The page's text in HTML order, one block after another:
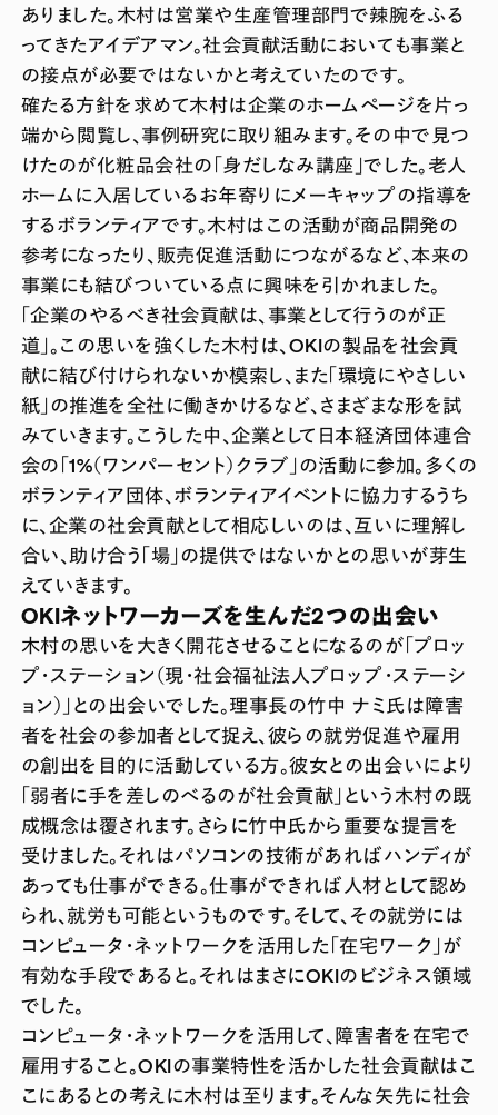
ありました。木村は営業や生産管理部門で辣腕をふる
ってきたアイデアマン。社会貢献活動においても事業と
の接点が必要ではないかと考えていたのです。
確たる方針を求めて木村は企業のホームページを片っ
端から閲覧し、事例研究に取り組みます。その中で見つ
けたのが化粧品会社の「身だしなみ講座」でした。老人
ホームに入居しているお年寄りにメーキャップの指導を
するボランティアです。木村はこの活動が商品開発の
参考になったり、販売促進活動につながるなど、本来の
事業にも結びついている点に興味を引かれました。
「企業のやるべき社会貢献は、事業として行うのが正
道」。この思いを強くした木村は、OKIの製品を社会貢
献に結び付けられないか模索し、また「環境にやさしい
紙」の推進を全社に働きかけるなど、さまざまな形を試
みていきます。こうした中、企業として日本経済団体連合
会の「1%（ワンパーセント）クラブ」の活動に参加。多くの
ボランティア団体、ボランティアイベントに協力するうち
に、企業の社会貢献として相応しいのは、互いに理解し
合い、助け合う「場」の提供ではないかとの思いが芽生
えていきます。
OKIネットワーカーズを生んだ2つの出会い
木村の思いを大きく開花させることになるのが「プロッ
プ・ステーション（現・社会福祉法人プロップ・ステーシ
ョン）」との出会いでした。理事長の竹中 ナミ氏は障害
者を社会の参加者として捉え、彼らの就労促進や雇用
の創出を目的に活動している方。彼女との出会いにより
「弱者に手を差しのべるのが社会貢献」という木村の既
成概念は覆されます。さらに竹中氏から重要な提言を
受けました。それはパソコンの技術があればハンディが
あっても仕事ができる。仕事ができれば人材として認め
られ、就労も可能というものです。そして、その就労には
コンピュータ・ネットワークを活用した「在宅ワーク」が
有効な手段であると。それはまさにOKIのビジネス領域
でした。
コンピュータ・ネットワークを活用して、障害者を在宅で
雇用すること。OKIの事業特性を活かした社会貢献はこ
こにあるとの考えに木村は至ります。そんな矢先に社会